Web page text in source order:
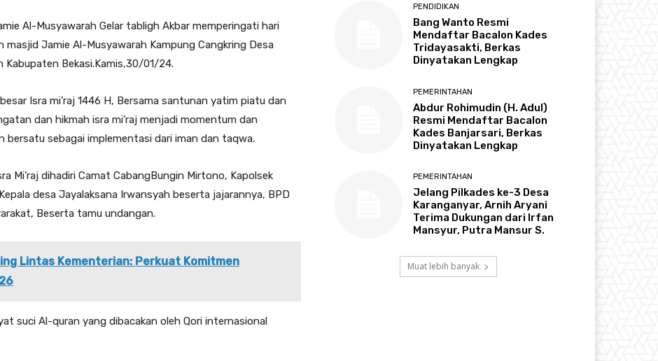
Al-Musyawarah Gelar tabligh Akbar memperingati hari
masjid Jamie Al-Musyawarah Kampung Cangkring Desa
Kabupaten Bekasi.Kamis,30/01/24.
Isra mi’raj 1446 H, Bersama santunan yatim piatu dan
dan hikmah isra mi’raj menjadi momentum dan
bersatu sebagai implementasi dari iman dan taqwa.
Mi’raj dihadiri Camat CabangBungin Mirtono, Kapolsek
desa Jayalaksana Irwansyah beserta jajarannya, BPD
Beserta tamu undangan.
Lintas Kementerian: Perkuat Komitmen
suci Al-quran yang dibacakan oleh Qori internasional
PENDIDIKAN
Bang Wanto Resmi
Mendaftar Bacalon Kades
Tridayasakti, Berkas
Dinyatakan Lengkap
PEMERINTAHAN
Abdur Rohimudin (H. Adul)
Resmi Mendaftar Bacalon
Kades Banjarsari, Berkas
Dinyatakan Lengkap
PEMERINTAHAN
Jelang Pilkades ke-3 Desa
Karanganyar, Arnih Aryani
Terima Dukungan dari Irfan
Mansyur, Putra Mansur S.
Muat lebih banyak